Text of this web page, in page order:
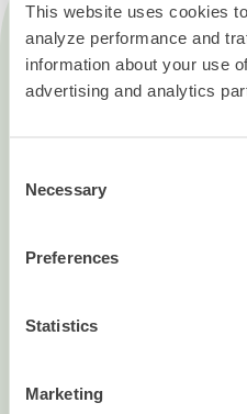
This website uses cookies
analyze performance and
information about your use
advertising and analytics
Selection
Necessary
Preferences
Statistics
Marketing
Produkte
Feuer
Chemisch
Über Lakeland
Investor Relations